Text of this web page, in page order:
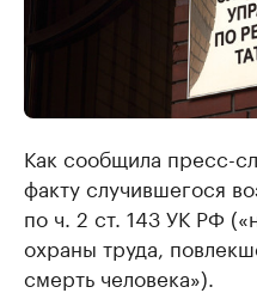
Как сообщила пресс-
факту случившегося
по ч. 2 ст. 143 УК РФ
охраны труда,
смерть человека»).